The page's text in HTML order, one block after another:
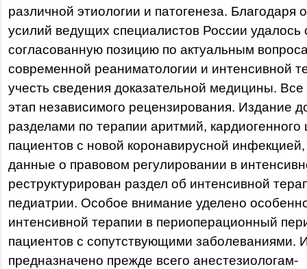
различной этиологии и патогенеза. Благодаря
усилий ведущих специалистов России удалось
согласованную позицию по актуальным
современной реаниматологии и интенсивной
учесть сведения доказательной медицины.
этап независимого рецензирования. Издание
разделами по терапии аритмий,
пациентов с новой коронавирусной
данные о правовом регулировании в
реструктурирован раздел об интенсивной
педиатрии. Особое внимание уделено
интенсивной терапии в периоперационный
пациентов с сопутствующими заболеваниями.
предназначено прежде всего анестезиологам-